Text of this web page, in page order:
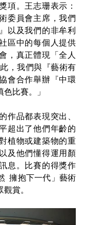
項。王志珊表示：
委員會主席，我們
』 以及我們的非牟利
區中的每個人提供
，真正體現「全人
，我們與『藝術有
會合作舉辦 『中環
比賽。」
作品都表現突出、
超出了他們年齡的
植物或建築物的重
及他們懂得運用顏
息。比賽的得獎作
擁抱下一代」藝術
賞。